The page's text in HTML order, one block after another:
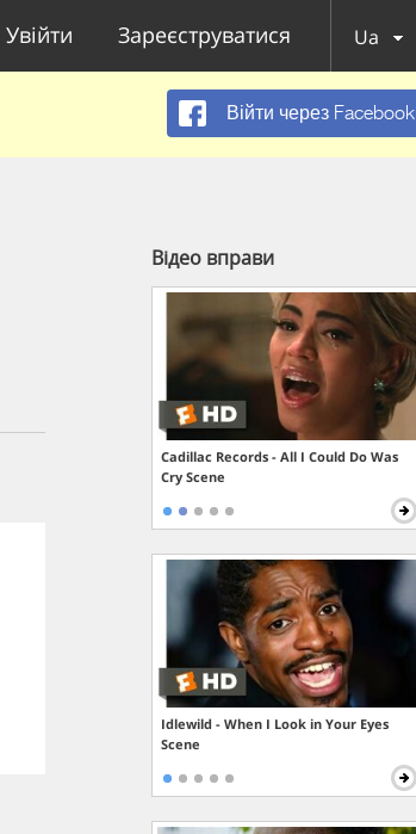
Увійти Зареєструватися Ua
Війти через Facebook
Відео вправи
Cadillac Records - All I Could Do Was
Cry Scene
Idlewild - When I Look in Your Eyes
Scene